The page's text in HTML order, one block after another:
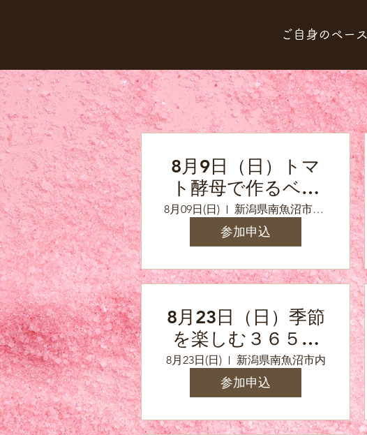
ご自身のペー
8月9日（日）トマ
ト酵母で作るベー
コンエピ
8月09日(日) 新潟県南魚沼市浦佐（参加の方へ詳しい住所をお知らせいたします）
参加申込
8月23日（日）季節
を楽しむ３６５保
存食の会8月「夏野
菜」
8月23日(日) 新潟県南魚沼市内
参加申込